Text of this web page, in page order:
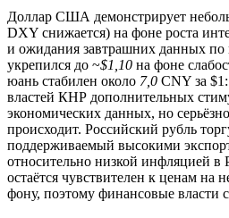
Доллар США демонстрирует
DXY снижается) на фоне роста
и ожидания завтрашних данных
укрепился до ~$1,10 на фоне
юань стабилен около 7,0 CNY за
властей КНР дополнительных
экономических данных, но
происходит. Российский рубль
поддерживаемый высокими
относительно низкой инфляцией
остаётся чувствителен к ценам на
фону, поэтому финансовые власти